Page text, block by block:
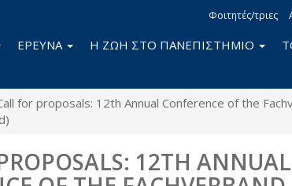
Φοιτητές/τριες
ΕΡΕΥΝΑ Η ΖΩΗ ΣΤΟ ΠΑΝΕΠΙΣΤΗΜΙΟ
for proposals: 12th Annual Conference of the
12TH ANNUAL